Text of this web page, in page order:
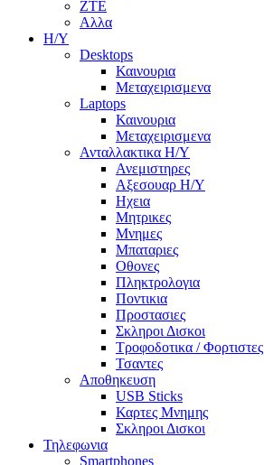
ZTE
Αλλα
Η/Υ
Desktops
Καινουρια
Μεταχειρισμενα
Laptops
Καινουρια
Μεταχειρισμενα
Ανταλλακτικα H/Y
Ανεμιστηρες
Αξεσουαρ Η/Υ
Ηχεια
Μητρικες
Μνημες
Μπαταριες
Οθονες
Πληκτρολογια
Ποντικια
Προστασιες
Σκληροι Δισκοι
Τροφοδοτικα / Φορτιστες
Τσαντες
Αποθηκευση
USB Sticks
Καρτες Μνημης
Σκληροι Δισκοι
Τηλεφωνια
Smartphones